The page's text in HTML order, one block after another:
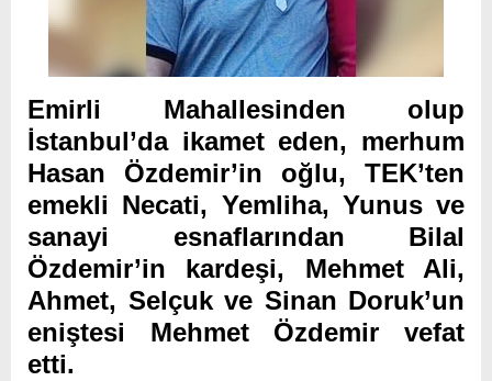
Emirli Mahallesinden olup
İstanbul’da ikamet eden, merhum
Hasan Özdemir’in oğlu, TEK’ten
emekli Necati, Yemliha, Yunus ve
sanayi esnaflarından Bilal
Özdemir’in kardeşi, Mehmet Ali,
Ahmet, Selçuk ve Sinan Doruk’un
eniştesi Mehmet Özdemir vefat
etti.